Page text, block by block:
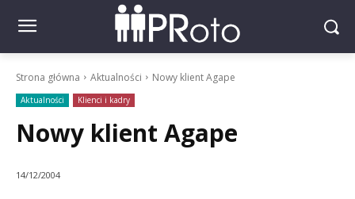
Strona główna Aktualności Nowy klient Agape
Aktualności Klienci i kadry
Nowy klient Agape
14/12/2004